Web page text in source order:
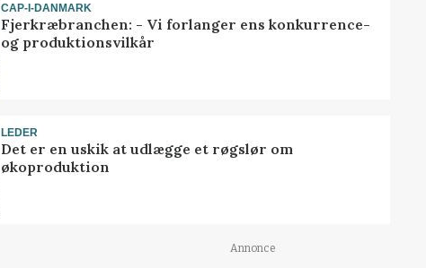
CAP-I-DANMARK
Fjerkræbranchen: - Vi forlanger ens konkurrence-
og produktionsvilkår
LEDER
Det er en uskik at udlægge et røgslør om
økoproduktion
Annonce